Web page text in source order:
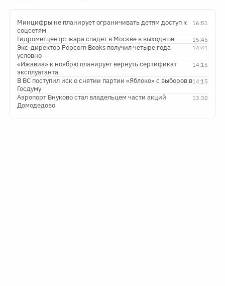
16:51
Минцифры не планирует ограничивать детям доступ к
соцсетям
15:45
Гидрометцентр: жара спадет в Москве в выходные
14:41
Экс-директор Popcorn Books получил четыре года
условно
14:15
«Ижавиа» к ноябрю планирует вернуть сертификат
эксплуатанта
14:15
В ВС поступил иск о снятии партии «Яблоко» с выборов в
Госдуму
13:30
Аэропорт Внуково стал владельцем части акций
Домодедово